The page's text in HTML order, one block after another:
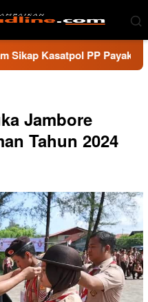
PP Payakumbuh,
Jambore
Tahun 2024